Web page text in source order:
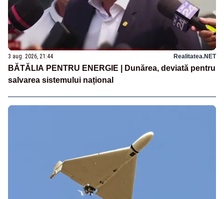
3 aug. 2026, 21:44 Realitatea.NET
BĂTĂLIA PENTRU ENERGIE | Dunărea, deviată pentru
salvarea sistemului național